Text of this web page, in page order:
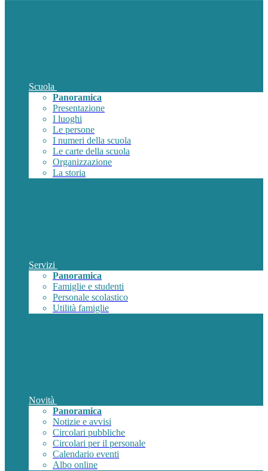
Scuola
Panoramica
Presentazione
I luoghi
Le persone
I numeri della scuola
Le carte della scuola
Organizzazione
La storia
Servizi
Panoramica
Famiglie e studenti
Personale scolastico
Utilità famiglie
Novità
Panoramica
Notizie e avvisi
Circolari pubbliche
Circolari per il personale
Calendario eventi
Albo online